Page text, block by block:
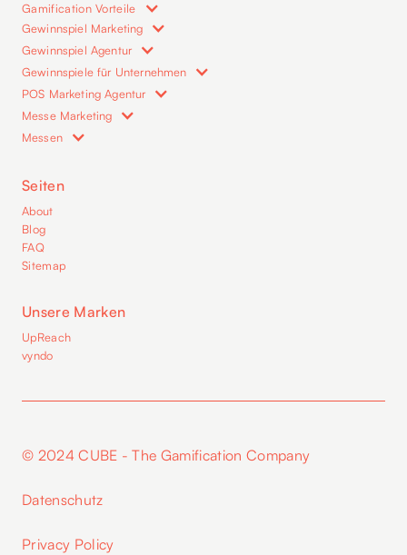
Gamification Vorteile
Gewinnspiel Marketing
Gewinnspiel Agentur
Gewinnspiele für Unternehmen
POS Marketing Agentur
Messe Marketing
Messen
Seiten
About
Blog
FAQ
Sitemap
Unsere Marken
UpReach
vyndo
© 2024 CUBE - The Gamification Company
Datenschutz
Privacy Policy